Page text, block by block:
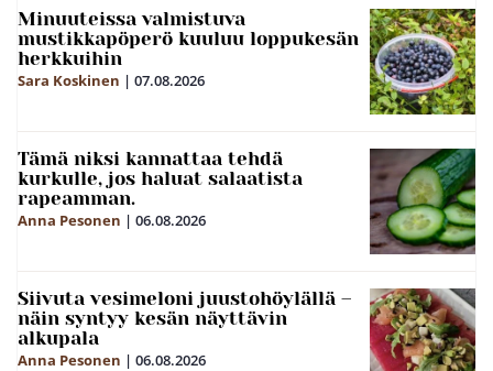
Minuuteissa valmistuva
mustikkapöperö kuuluu loppukesän
herkkuihin
Sara Koskinen | 07.08.2026
Tämä niksi kannattaa tehdä
kurkulle, jos haluat salaatista
rapeamman.
Anna Pesonen | 06.08.2026
Siivuta vesimeloni juustohöylällä –
näin syntyy kesän näyttävin
alkupala
Anna Pesonen | 06.08.2026